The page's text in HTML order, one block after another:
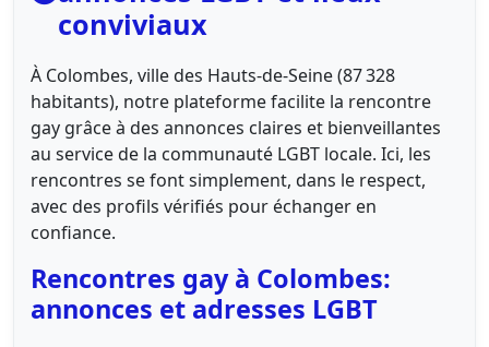
conviviaux
À Colombes, ville des Hauts-de-Seine (87 328
habitants), notre plateforme facilite la rencontre
gay grâce à des annonces claires et bienveillantes
au service de la communauté LGBT locale. Ici, les
rencontres se font simplement, dans le respect,
avec des profils vérifiés pour échanger en
confiance.
Rencontres gay à Colombes:
annonces et adresses LGBT